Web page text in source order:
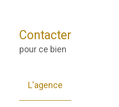
Contacter
pour ce bien
L'agence